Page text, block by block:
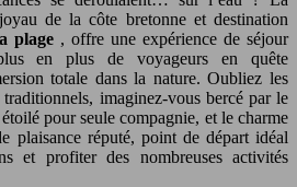
de la côte bretonne et destination
plage , offre une expérience de séjour
en plus de voyageurs en quête
totale dans la nature. Oubliez les
imaginez-vous bercé par le
pour seule compagnie, et le charme
plaisance réputé, point de départ idéal
et profiter des nombreuses activités